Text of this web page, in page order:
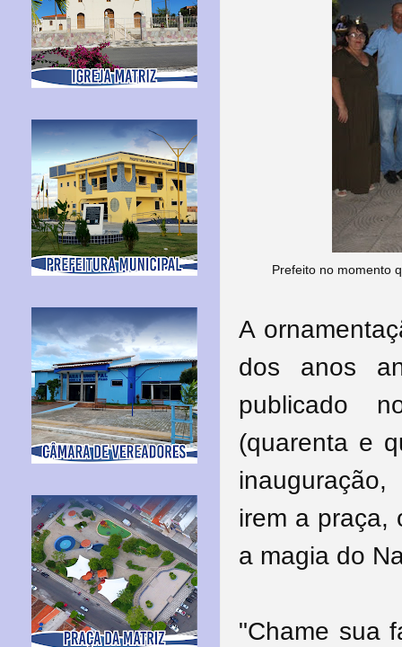
Prefeito no momento
A
dos anos
publicado
(quarenta e
irem a praça,
a magia do
"Chame sua